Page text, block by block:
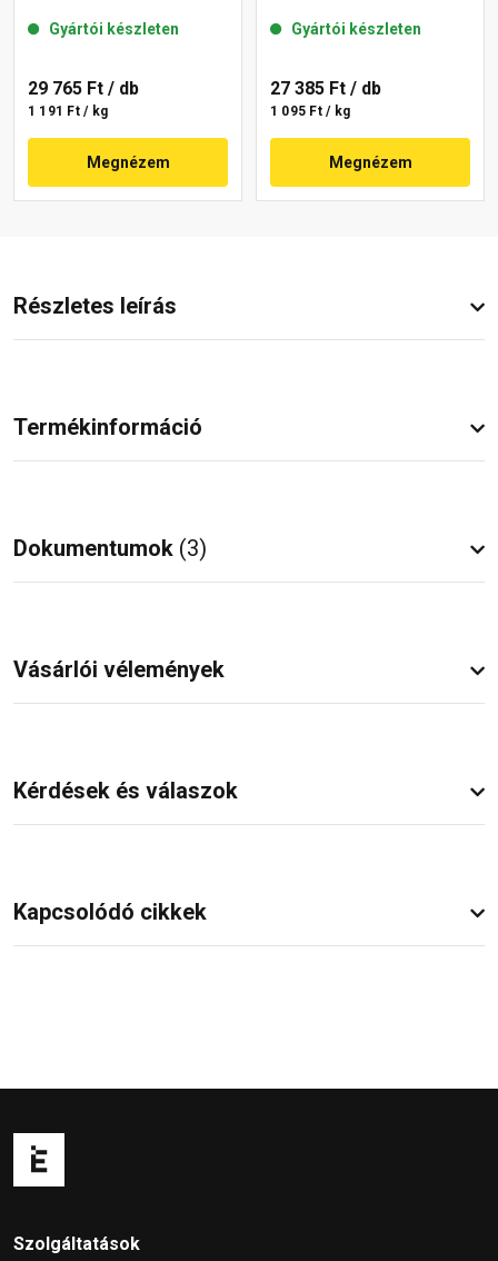
Gyártói készleten
29 765 Ft / db
1 191 Ft / kg
Megnézem
Gyártói készleten
27 385 Ft / db
1 095 Ft / kg
Megnézem
Részletes leírás
Termékinformáció
Dokumentumok (3)
Vásárlói vélemények
Kérdések és válaszok
Kapcsolódó cikkek
Szolgáltatások